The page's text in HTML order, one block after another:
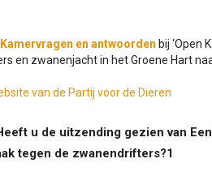
en antwoorden bij ‘Open
en zwanenjacht in het Groene Hart
van de Partij voor de Dieren
u de uitzending gezien van
tegen de zwanendrifters?1